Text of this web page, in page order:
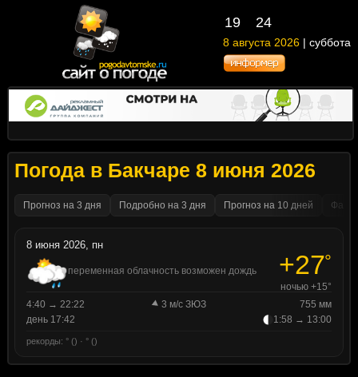
19 24
8 августа 2026 | суббота
Погода в Бакчаре 8 июня 2026
Прогноз на 3 дня Подробно на 3 дня Прогноз на 10 дней
8 июня 2026, пн
переменная облачность возможен дождь +27°
ночью +15°
4:40 → 22:22
3 м/с ЗЮЗ
755 мм
день 17:42
1:58 → 13:00
рекорды: ° () · ° ()